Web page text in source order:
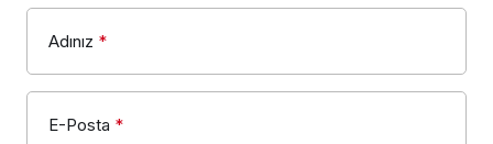
Adınız *
E-Posta *